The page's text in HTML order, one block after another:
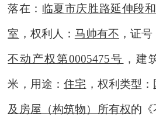
落在： 临夏市庆胜路延伸段
室 ，权利人 ： 马帅有不 ，证号
不动产权第0005475号 ，建
米，用途：住宅 ，权利类型：
及房屋（构筑物）所有权的《